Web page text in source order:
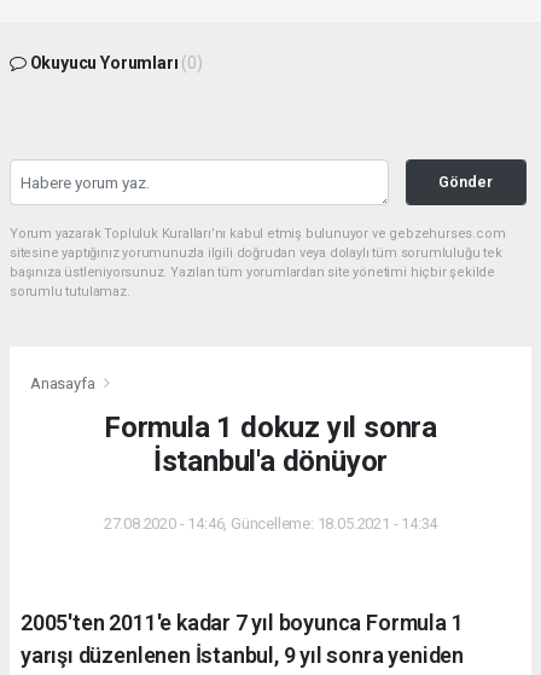
Okuyucu Yorumları (0)
Gönder
Yorum yazarak Topluluk Kuralları’nı kabul etmiş bulunuyor ve gebzehurses.com
sitesine yaptığınız yorumunuzla ilgili doğrudan veya dolaylı tüm sorumluluğu tek
başınıza üstleniyorsunuz. Yazılan tüm yorumlardan site yönetimi hiçbir şekilde
sorumlu tutulamaz.
Anasayfa
Formula 1 dokuz yıl sonra
İstanbul'a dönüyor
27.08.2020 - 14:46, Güncelleme: 18.05.2021 - 14:34
2005'ten 2011'e kadar 7 yıl boyunca Formula 1
yarışı düzenlenen İstanbul, 9 yıl sonra yeniden